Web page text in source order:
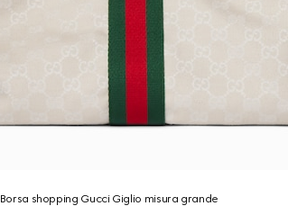
Borsa shopping Gucci Giglio misura grande